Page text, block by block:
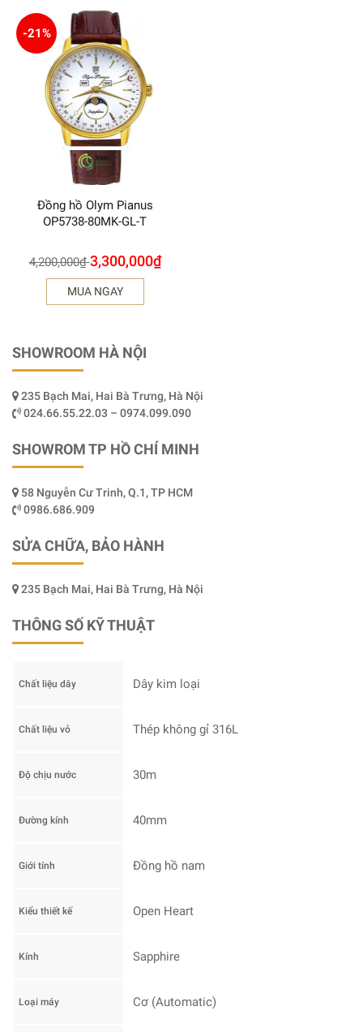
-21%
Đồng hồ Olym Pianus
OP5738-80MK-GL-T
4,200,000₫ 3,300,000₫
MUA NGAY
SHOWROOM HÀ NỘI
235 Bạch Mai, Hai Bà Trưng, Hà Nội
024.66.55.22.03 – 0974.099.090
SHOWROM TP HỒ CHÍ MINH
58 Nguyễn Cư Trinh, Q.1, TP HCM
0986.686.909
SỬA CHỮA, BẢO HÀNH
235 Bạch Mai, Hai Bà Trưng, Hà Nội
THÔNG SỐ KỸ THUẬT
Chất liệu dây Dây kim loại
Chất liệu vỏ Thép không gỉ 316L
Độ chịu nước 30m
Đường kính 40mm
Giới tính Đồng hồ nam
Kiểu thiết kế Open Heart
Kính Sapphire
Loại máy Cơ (Automatic)